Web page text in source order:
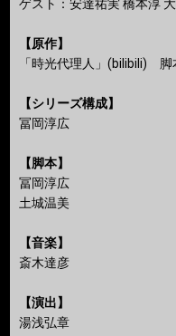
ゲスト：安達祐実 橋本淳
【原作】
「時光代理人」(bilibili) 脚
【シリーズ構成】
冨岡淳広
【脚本】
冨岡淳広
土城温美
【音楽】
斎木達彦
【演出】
湯浅弘章